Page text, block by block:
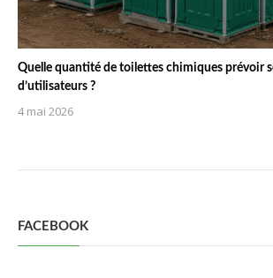
Quelle quantité de toilettes chimiques prévoir
d’utilisateurs ?
4 mai 2026
FACEBOOK